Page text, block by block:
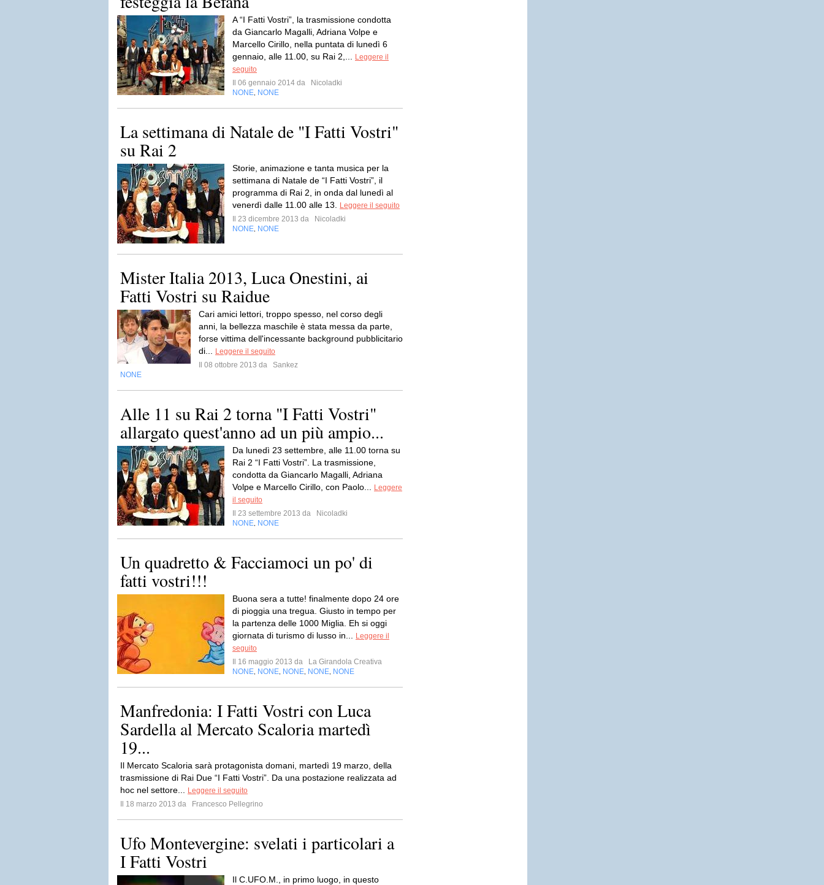
A “I Fatti Vostri”, la trasmissione condotta
da Giancarlo Magalli, Adriana Volpe e
Marcello Cirillo, nella puntata di lunedì 6
gennaio, alle 11.00, su Rai 2,...
Leggere il
seguito
Il 06 gennaio 2014 da
Nicoladki
NONE NONE
La settimana di Natale de "I Fatti Vostri"
su Rai 2
Storie, animazione e tanta musica per la
settimana di Natale de “I Fatti Vostri”, il
programma di Rai 2, in onda dal lunedì al
venerdì dalle 11.00 alle 13.
Leggere il seguito
Il 23 dicembre 2013 da
Nicoladki
NONE NONE
Mister Italia 2013, Luca Onestini, ai
Fatti Vostri su Raidue
Cari amici lettori, troppo spesso, nel corso degli
anni, la bellezza maschile è stata messa da parte,
forse vittima dell'incessante background pubblicitario
di...
Leggere il seguito
Il 08 ottobre 2013 da
Sankez
NONE
Alle 11 su Rai 2 torna "I Fatti Vostri"
allargato quest'anno ad un più ampio...
Da lunedì 23 settembre, alle 11.00 torna su
Rai 2 “I Fatti Vostri”. La trasmissione,
condotta da Giancarlo Magalli, Adriana
Volpe e Marcello Cirillo, con Paolo...
Leggere
il seguito
Il 23 settembre 2013 da
Nicoladki
NONE NONE
Un quadretto & Facciamoci un po' di
fatti vostri!!!
Buona sera a tutte! finalmente dopo 24 ore
di pioggia una tregua. Giusto in tempo per
la partenza delle 1000 Miglia. Eh si oggi
giornata di turismo di lusso in...
Leggere il
seguito
Il 16 maggio 2013 da
La Girandola Creativa
NONE NONE NONE NONE NONE
Manfredonia: I Fatti Vostri con Luca
Sardella al Mercato Scaloria martedì
19...
Il Mercato Scaloria sarà protagonista domani, martedì 19 marzo, della
trasmissione di Rai Due “I Fatti Vostri”. Da una postazione realizzata ad
hoc nel settore...
Leggere il seguito
Il 18 marzo 2013 da
Francesco Pellegrino
Ufo Montevergine: svelati i particolari a
I Fatti Vostri
Il C.UFO.M., in primo luogo, in questo